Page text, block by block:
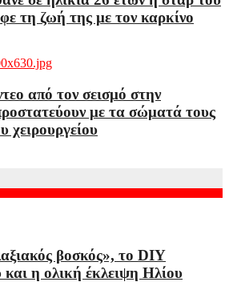
τη ζωή της με τον καρκίνο
από τον σεισμό στην
με τα σώματά τους
χειρουργείου
βοσκός», το DIY
και η ολική έκλειψη Ηλίου